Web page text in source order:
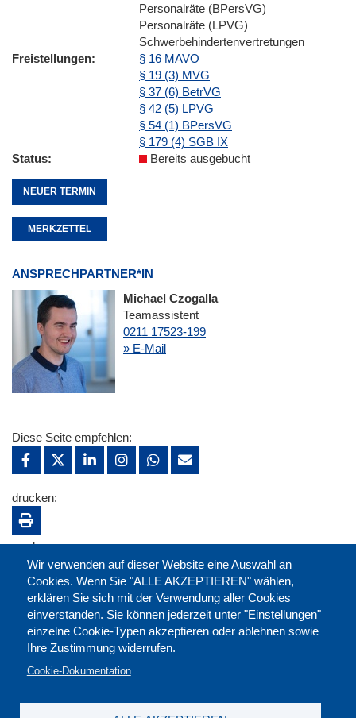
Personalräte (BPersVG)
Personalräte (LPVG)
Schwerbehindertenvertretungen
Freistellungen
§ 16 MAVO
§ 19 (3) MVG
§ 37 (6) BetrVG
§ 42 (5) LPVG
§ 54 (1) BPersVG
§ 179 (4) SGB IX
Status
Bereits ausgebucht
NEUER TERMIN
MERKZETTEL
ANSPRECHPARTNER*IN
Michael Czogalla
Teamassistent
0211 17523-199
» E-Mail
Wir verwenden auf dieser Website eine Auswahl an
Cookies. Wenn Sie "ALLE AKZEPTIEREN" wählen,
erklären Sie sich mit der Verwendung aller Cookies
einverstanden. Sie können jederzeit unter "Einstellungen"
einzelne Cookie-Typen akzeptieren oder ablehnen sowie
Ihre Zustimmung widerrufen.
Cookie-Dokumentation
Diese Seite empfehlen:
drucken:
merken: